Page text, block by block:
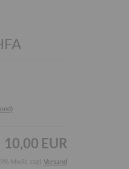
10,00 EUR
MwSt. zzgl. Versand